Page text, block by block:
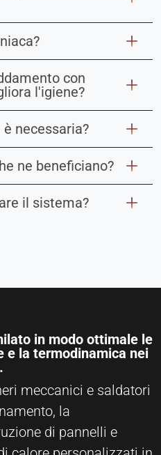
con
l'igiene?
necessaria?
ne beneficiano?
il sistema?
in modo ottimale le
e la termodinamica nei
meccanici e saldatori
la
di pannelli e